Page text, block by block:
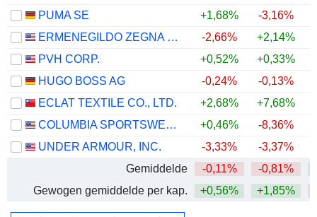
PUMA SE
+1,68% -3,16%
ERMENEGILDO ZEGNA N.V.
-2,66% +2,14%
PVH CORP.
+0,52% +0,33%
HUGO BOSS AG
-0,24% -0,13%
ECLAT TEXTILE CO., LTD.
+2,68% +7,68%
COLUMBIA SPORTSWEAR COMPANY
+0,46% -8,36%
UNDER ARMOUR, INC.
-3,33% -3,37%
Gemiddelde
-0,11% -0,81%
Gewogen gemiddelde per kap.
+0,56% +1,85%